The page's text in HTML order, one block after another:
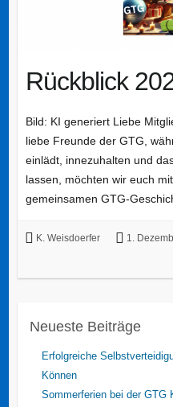
Rückblick
Bild: KI generiert Liebe
liebe Freunde der GTG,
einlädt, innezuhalten und
lassen, möchten wir euch
gemeinsamen GTG-
K. Weisdoerfer 1.
Neueste Beiträge
Erfolgreiche
Können
Sommerferien bei der GTG